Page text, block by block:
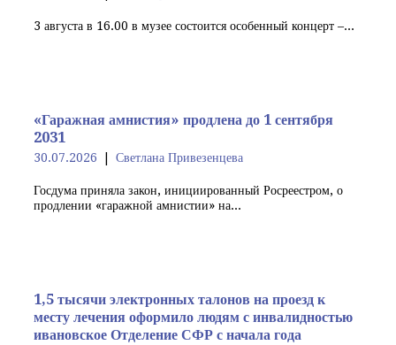
3 августа в 16.00 в музее состоится особенный концерт –...
«Гаражная амнистия» продлена до 1 сентября
2031
30.07.2026 Светлана Привезенцева
Госдума приняла закон, инициированный Росреестром, о
продлении «гаражной амнистии» на...
1,5 тысячи электронных талонов на проезд к
месту лечения оформило людям с инвалидностью
ивановское Отделение СФР с начала года